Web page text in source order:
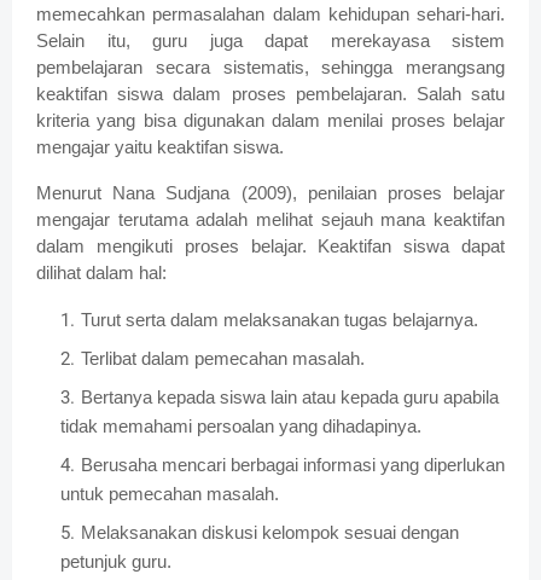
memecahkan permasalahan dalam kehidupan sehari-hari.
Selain itu, guru juga dapat merekayasa sistem
pembelajaran secara sistematis, sehingga merangsang
keaktifan siswa dalam proses pembelajaran. Salah satu
kriteria yang bisa digunakan dalam menilai proses belajar
mengajar yaitu keaktifan siswa.
Menurut Nana Sudjana (2009), penilaian proses belajar
mengajar terutama adalah melihat sejauh mana keaktifan
dalam mengikuti proses belajar. Keaktifan siswa dapat
dilihat dalam hal:
Turut serta dalam melaksanakan tugas belajarnya.
Terlibat dalam pemecahan masalah.
Bertanya kepada siswa lain atau kepada guru apabila
tidak memahami persoalan yang dihadapinya.
Berusaha mencari berbagai informasi yang diperlukan
untuk pemecahan masalah.
Melaksanakan diskusi kelompok sesuai dengan
petunjuk guru.